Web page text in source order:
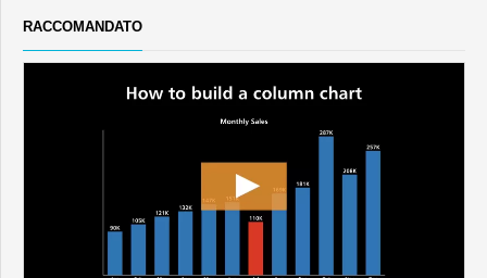
RACCOMANDATO